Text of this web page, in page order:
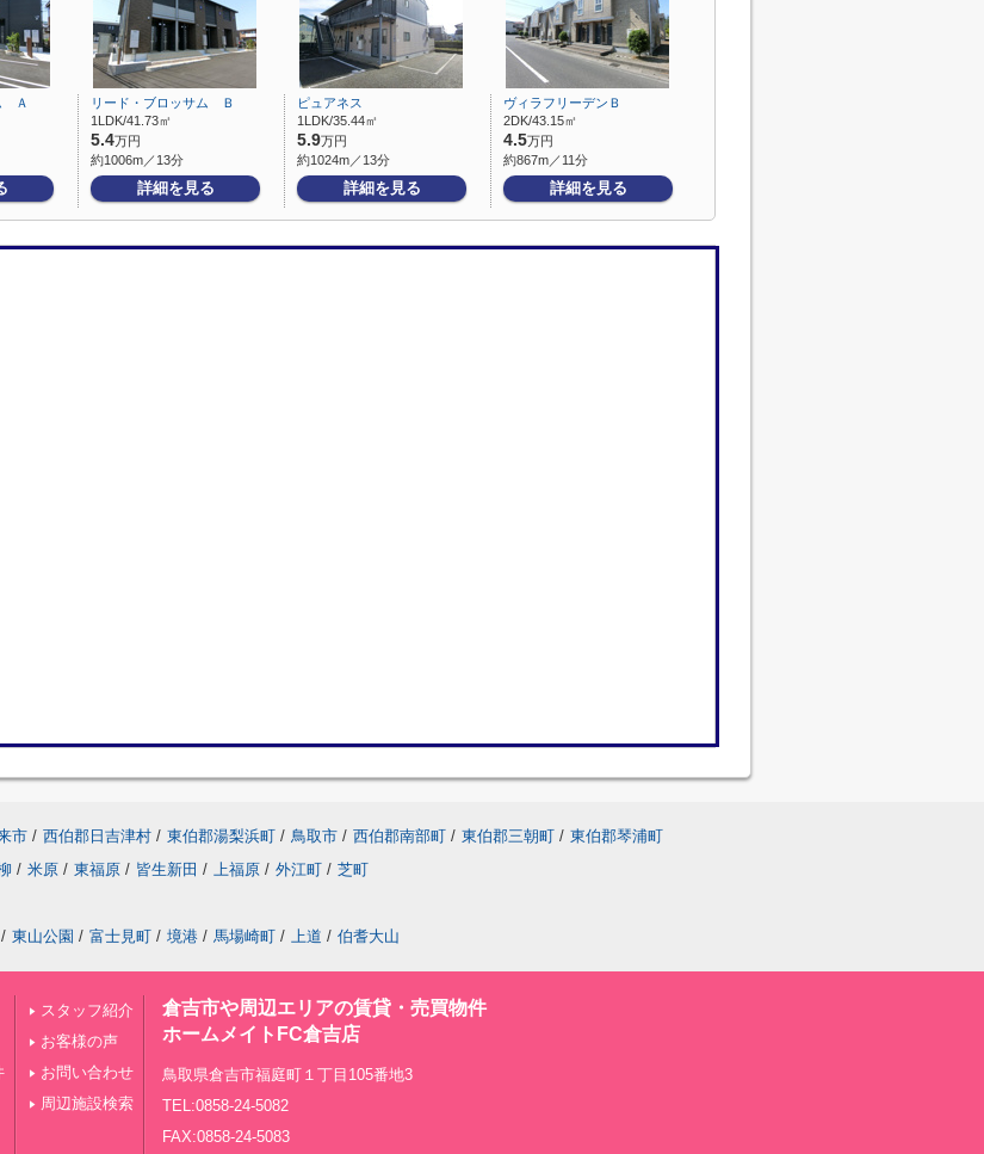
Ａ
リード・ブロッサム Ｂ
1LDK/41.73㎡
5.4万円
約1006m／13分
詳細を見る
ピュアネス
1LDK/35.44㎡
5.9万円
約1024m／13分
詳細を見る
ヴィラフリーデンＢ
2DK/43.15㎡
4.5万円
約867m／11分
詳細を見る
市 / 西伯郡日吉津村 / 東伯郡湯梨浜町 / 鳥取市 / 西伯郡南部町 / 東伯郡三朝町 / 東伯郡琴浦町
/ 米原 / 東福原 / 皆生新田 / 上福原 / 外江町 / 芝町
/ 東山公園 / 富士見町 / 境港 / 馬場崎町 / 上道 / 伯耆大山
スタッフ紹介
お客様の声
お問い合わせ
周辺施設検索
倉吉市や周辺エリアの賃貸・売買物件
ホームメイトFC倉吉店
鳥取県倉吉市福庭町１丁目105番地3
TEL:0858-24-5082
FAX:0858-24-5083